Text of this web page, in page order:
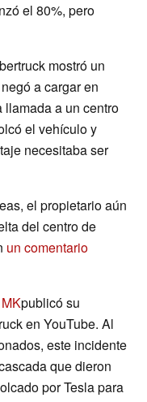
el 80%, pero
mostró un
a cargar en
a un centro
el vehículo y
necesitaba ser
el propietario aún
del centro de
un comentario
publicó su
en YouTube. Al
este incidente
que dieron
por Tesla para